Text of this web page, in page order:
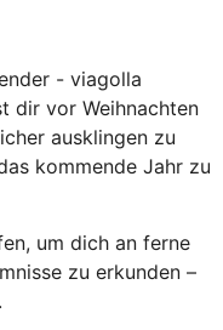
dir vor Weihnachten
ausklingen zu
kommende Jahr zu
um dich an ferne
zu erkunden –